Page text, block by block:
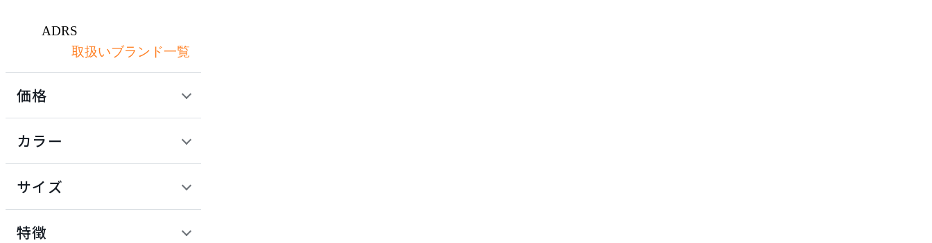
ADRS
アドレス
アリアケ
artek
取扱いブランド一覧
価格
カラー
サイズ
特徴